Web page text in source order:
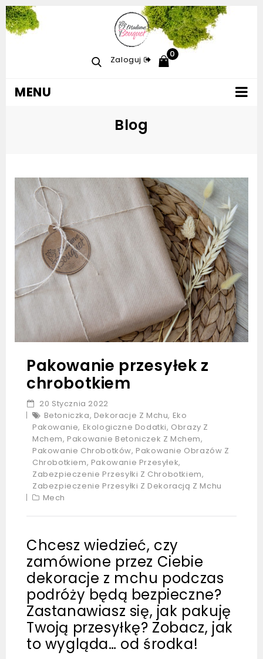
Zaloguj
0
MENU
Blog
Pakowanie przesyłek z
chrobotkiem
20 Stycznia 2022
Betoniczka, Dekoracje Z Mchu, Eko
Pakowanie, Ekologiczne Dodatki, Obrazy Z
Mchem, Pakowanie Betoniczek Z Mchem,
Pakowanie Chrobotków, Pakowanie Obrazów Z
Chrobotkiem, Pakowanie Przesyłek,
Zabezpieczenie Przesyłki Z Chrobotkiem,
Zabezpieczenie Przesyłki Z Dekoracją Z Mchu
Mech
Chcesz wiedzieć, czy
zamówione przez Ciebie
dekoracje z mchu podczas
podróży będą bezpieczne?
Zastanawiasz się, jak pakuję
Twoją przesyłkę? Zobacz, jak
to wygląda… od środka!